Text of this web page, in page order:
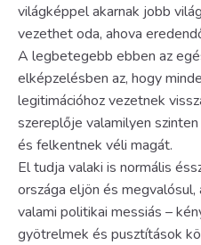
világképpel akarnak jobb
vezethet oda, ahova
A legbetegebb ebben az
elképzelésben az, hogy
legitimációhoz vezetnek
szereplője valamilyen
és felkentnek véli magát.
El tudja valaki is normális
országa eljön és megvalósul,
valami politikai messiás –
gyötrelmek és pusztítások